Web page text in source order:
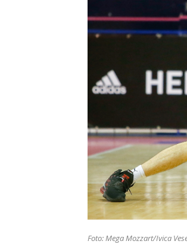
Foto: Mega Mozzart/Ivica